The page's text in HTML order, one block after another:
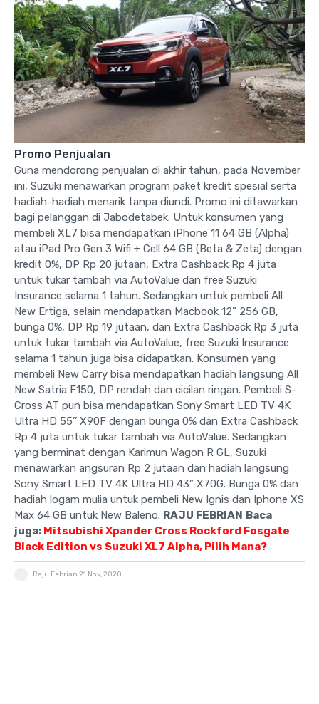
Promo Penjualan
Guna mendorong penjualan di akhir tahun, pada November
ini, Suzuki menawarkan program paket kredit spesial serta
hadiah-hadiah menarik tanpa diundi. Promo ini ditawarkan
bagi pelanggan di Jabodetabek. Untuk konsumen yang
membeli XL7 bisa mendapatkan iPhone 11 64 GB (Alpha)
atau iPad Pro Gen 3 Wifi + Cell 64 GB (Beta & Zeta) dengan
kredit 0%, DP Rp 20 jutaan, Extra Cashback Rp 4 juta
untuk tukar tambah via AutoValue dan free Suzuki
Insurance selama 1 tahun. Sedangkan untuk pembeli All
New Ertiga, selain mendapatkan Macbook 12” 256 GB,
bunga 0%, DP Rp 19 jutaan, dan Extra Cashback Rp 3 juta
untuk tukar tambah via AutoValue, free Suzuki Insurance
selama 1 tahun juga bisa didapatkan. Konsumen yang
membeli New Carry bisa mendapatkan hadiah langsung All
New Satria F150, DP rendah dan cicilan ringan. Pembeli S-
Cross AT pun bisa mendapatkan Sony Smart LED TV 4K
Ultra HD 55’’ X90F dengan bunga 0% dan Extra Cashback
Rp 4 juta untuk tukar tambah via AutoValue. Sedangkan
yang berminat dengan Karimun Wagon R GL, Suzuki
menawarkan angsuran Rp 2 jutaan dan hadiah langsung
Sony Smart LED TV 4K Ultra HD 43” X70G. Bunga 0% dan
hadiah logam mulia untuk pembeli New Ignis dan Iphone XS
Max 64 GB untuk New Baleno. RAJU FEBRIAN Baca
juga: Mitsubishi Xpander Cross Rockford Fosgate
Black Edition vs Suzuki XL7 Alpha, Pilih Mana?
Raju Febrian 21 Nov, 2020